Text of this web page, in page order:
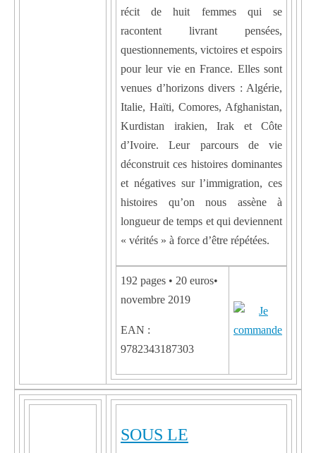
récit de huit femmes qui se
racontent livrant pensées,
questionnements, victoires et espoirs
pour leur vie en France. Elles sont
venues d’horizons divers : Algérie,
Italie, Haïti, Comores, Afghanistan,
Kurdistan irakien, Irak et Côte
d’Ivoire. Leur parcours de vie
déconstruit ces histoires dominantes
et négatives sur l’immigration, ces
histoires qu’on nous assène à
longueur de temps et qui deviennent
« vérités » à force d’être répétées.
192 pages • 20 euros•
novembre 2019
EAN :
9782343187303
SOUS LE